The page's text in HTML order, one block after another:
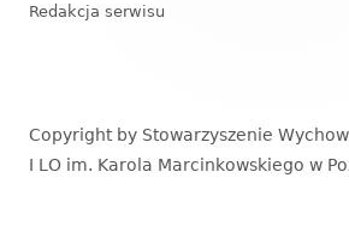
Redakcja serwisu
Copyright by Stowarzyszenie
I LO im. Karola Marcinkowskiego w